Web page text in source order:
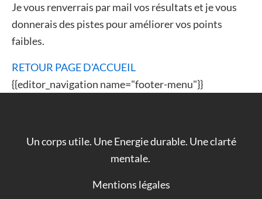
Je vous renverrais par mail vos résultats et je vous
donnerais des pistes pour améliorer vos points
faibles.
RETOUR PAGE D'ACCUEIL
{{editor_navigation name="footer-menu"}}
Un corps utile. Une Energie durable. Une clarté
mentale.
Mentions légales